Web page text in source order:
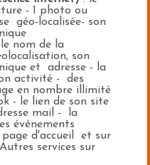
- 1 photo ou
géo-localisée- son
nom de la
son
et adresse - la
activité - des
en nombre illimité
- le lien de son site
mail - la
événements
d'accueil et sur
services sur